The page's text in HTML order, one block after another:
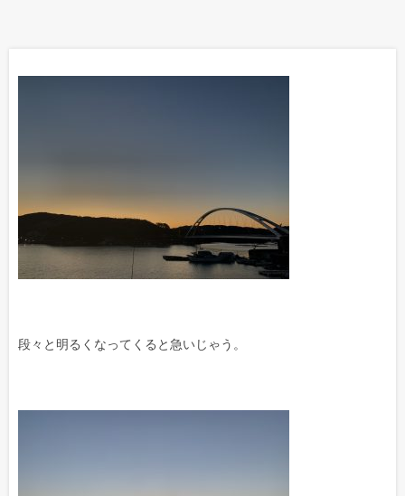
段々と明るくなってくると急いじゃう。